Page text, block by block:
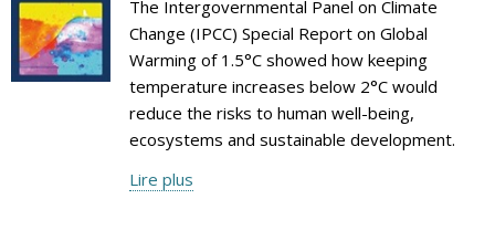
The Intergovernmental Panel on Climate
Change (IPCC) Special Report on Global
Warming of 1.5°C showed how keeping
temperature increases below 2°C would
reduce the risks to human well-being,
ecosystems and sustainable development.
Lire plus